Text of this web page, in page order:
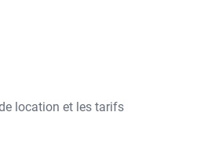
location et les tarifs